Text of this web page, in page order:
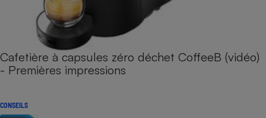
Cafetière à capsules zéro déchet CoffeeB (vidéo)
- Premières impressions
CONSEILS